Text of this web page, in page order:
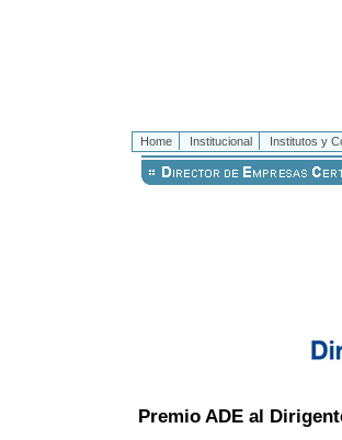
Home Institucional Institutos y
Premio ADE al